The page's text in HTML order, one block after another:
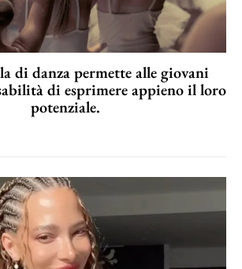
di danza permette alle giovani
di esprimere appieno il loro
potenziale.